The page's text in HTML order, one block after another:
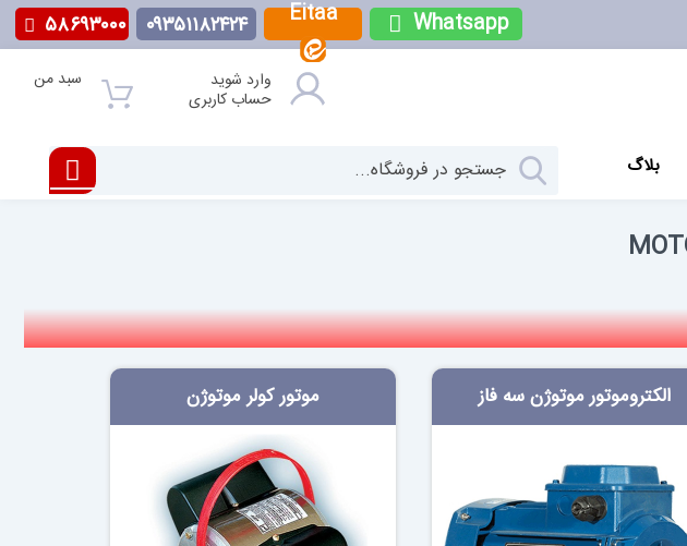
۵۸۶۹۳۰۰۰ ۰۹۳۵۱۱۸۲۴۲۴ Eitaa Whatsapp
وارد شوید
حساب کاربری
سبد من
بلاگ
الکتروموتور موتوژن سه فاز موتور کولر موتوژن